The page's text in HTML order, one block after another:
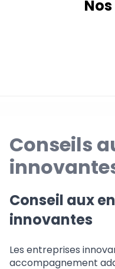
Conseils
Conseil aux
innovantes
Les entreprises
accompagnement